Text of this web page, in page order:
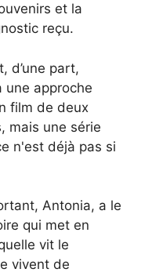
et la
reçu.
d’une part,
approche
film de deux
mais une série
n'est déjà pas si
Antonia, a le
qui met en
vit le
vivent de